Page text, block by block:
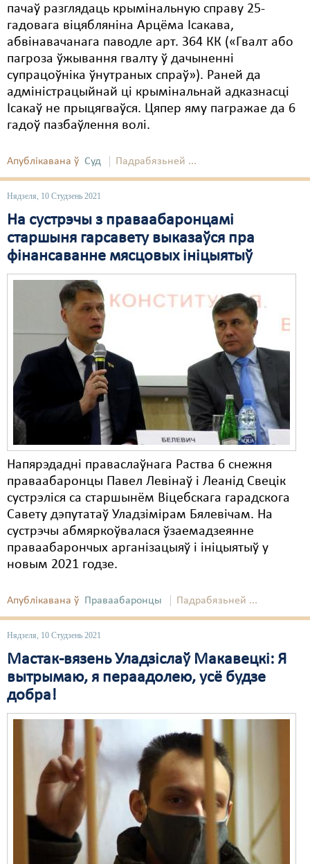
пачаў разглядаць крымінальную справу 25-
гадовага віцябляніна Арцёма Ісакава,
абвінавачанага паводле арт. 364 КК («Гвалт або
пагроза ўжывання гвалту ў дачыненні
супрацоўніка ўнутраных спраў»). Раней да
адміністрацыйнай ці крымінальнай адказнасці
Ісакаў не прыцягваўся. Цяпер яму пагражае да 6
гадоў пазбаўлення волі.
Апублікавана ў Суд Падрабязьней ...
Нядзеля, 10 Студзень 2021
На сустрэчы з праваабаронцамі
старшыня гарсавету выказаўся пра
фінансаванне мясцовых ініцыятыў
Напярэдадні праваслаўнага Раства 6 снежня
праваабаронцы Павел Левінаў і Леанід Свецік
сустрэліся са старшынём Віцебскага гарадскога
Савету дэпутатаў Уладзімірам Бялевічам. На
сустрэчы абмяркоўвалася ўзаемадзеянне
праваабарончых арганізацыяў і ініцыятыў у
новым 2021 годзе.
Апублікавана ў Праваабаронцы Падрабязьней ...
Нядзеля, 10 Студзень 2021
Мастак-вязень Уладзіслаў Макавецкі: Я
вытрымаю, я пераадолею, усё будзе
добра!